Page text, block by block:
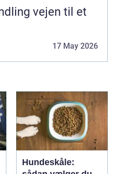
til et
17 May 2026
Hundeskåle: